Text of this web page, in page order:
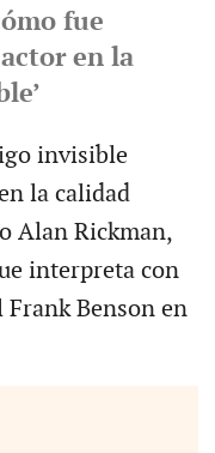
fue
en la
invisible
la calidad
Alan Rickman,
interpreta con
Benson en